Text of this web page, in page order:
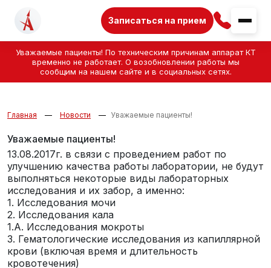
Уважаемые пациенты! По техническим причинам аппарат КТ
временно не работает. О возобновлении работы мы
сообщим на нашем сайте и в социальных сетях.
Записаться на прием
Главная Новости Уважаемые пациенты!
Уважаемые пациенты!
13.08.2017г. в связи с проведением работ по
улучшению качества работы лаборатории, не будут
выполняться некоторые виды лабораторных
исследования и их забор, а именно:
1. Исследования мочи
2. Исследования кала
1.А. Исследования мокроты
3. Гематологические исследования из капиллярной
крови (включая время и длительность
кровотечения)